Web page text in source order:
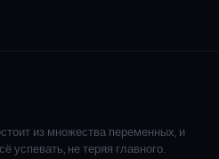
из множества переменных, и
успевать, не теряя главного.